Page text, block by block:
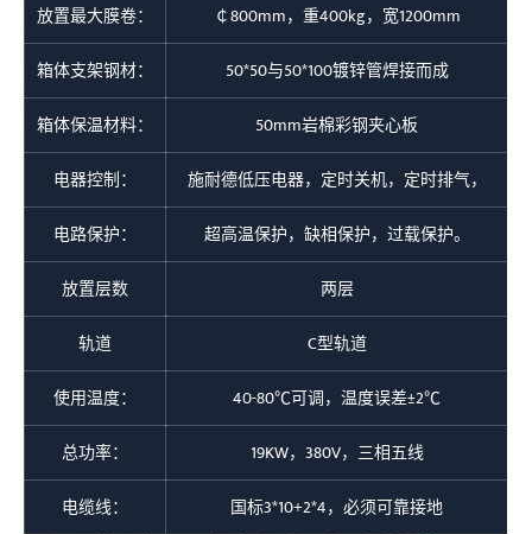
放置最大膜卷：
￠800mm，重400kg，宽1200mm
箱体支架钢材：
50*50与50*100镀锌管焊接而成
箱体保温材料：
50mm岩棉彩钢夹心板
电器控制：
施耐德低压电器，定时关机，定时排气，
电路保护：
超高温保护，缺相保护，过载保护。
放置层数
两层
轨道
C型轨道
使用温度：
40-80℃可调，温度误差±2℃
总功率：
19KW，380V，三相五线
电缆线：
国标3*10+2*4，必须可靠接地